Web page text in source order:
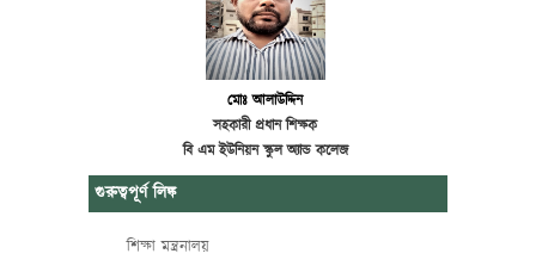
মোঃ আলাউদ্দিন
সহকারী প্রধান শিক্ষক
বি এম ইউনিয়ন স্কুল অ্যান্ড কলেজ
গুরুত্বপূর্ণ লিঙ্ক
শিক্ষা মন্ত্রনালয়